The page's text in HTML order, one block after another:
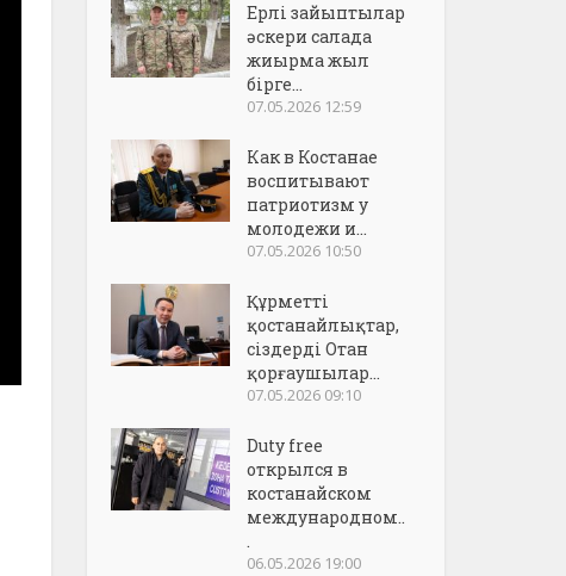
Ерлі зайыптылар
әскери салада
жиырма жыл
бірге...
07.05.2026 12:59
Как в Костанае
воспитывают
патриотизм у
молодежи и...
07.05.2026 10:50
Құрметті
қостанайлықтар,
сіздерді Отан
қорғаушылар...
07.05.2026 09:10
Duty free
открылся в
костанайском
международном..
.
06.05.2026 19:00